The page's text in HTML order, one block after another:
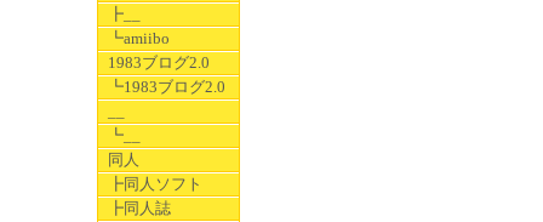
┣__
┗amiibo
1983ブログ2.0
┗1983ブログ2.0
┗__
同人
┣同人ソフト
┣同人誌